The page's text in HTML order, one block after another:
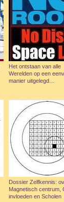
Het ontstaan van alle
Werelden op een
manier uitgelegd…
Dossier Zelfkennis:
Magnetisch centrum,
invloeden en Scholen